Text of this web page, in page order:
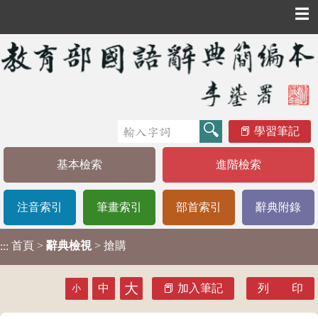
☰
學習筆記
基本檢索 進階檢索
注音索引 筆畫索引 部首索引 辭典附錄
::: 首頁 > 辭典檢視 > 搶購
小 中 大 加入筆記 列 印